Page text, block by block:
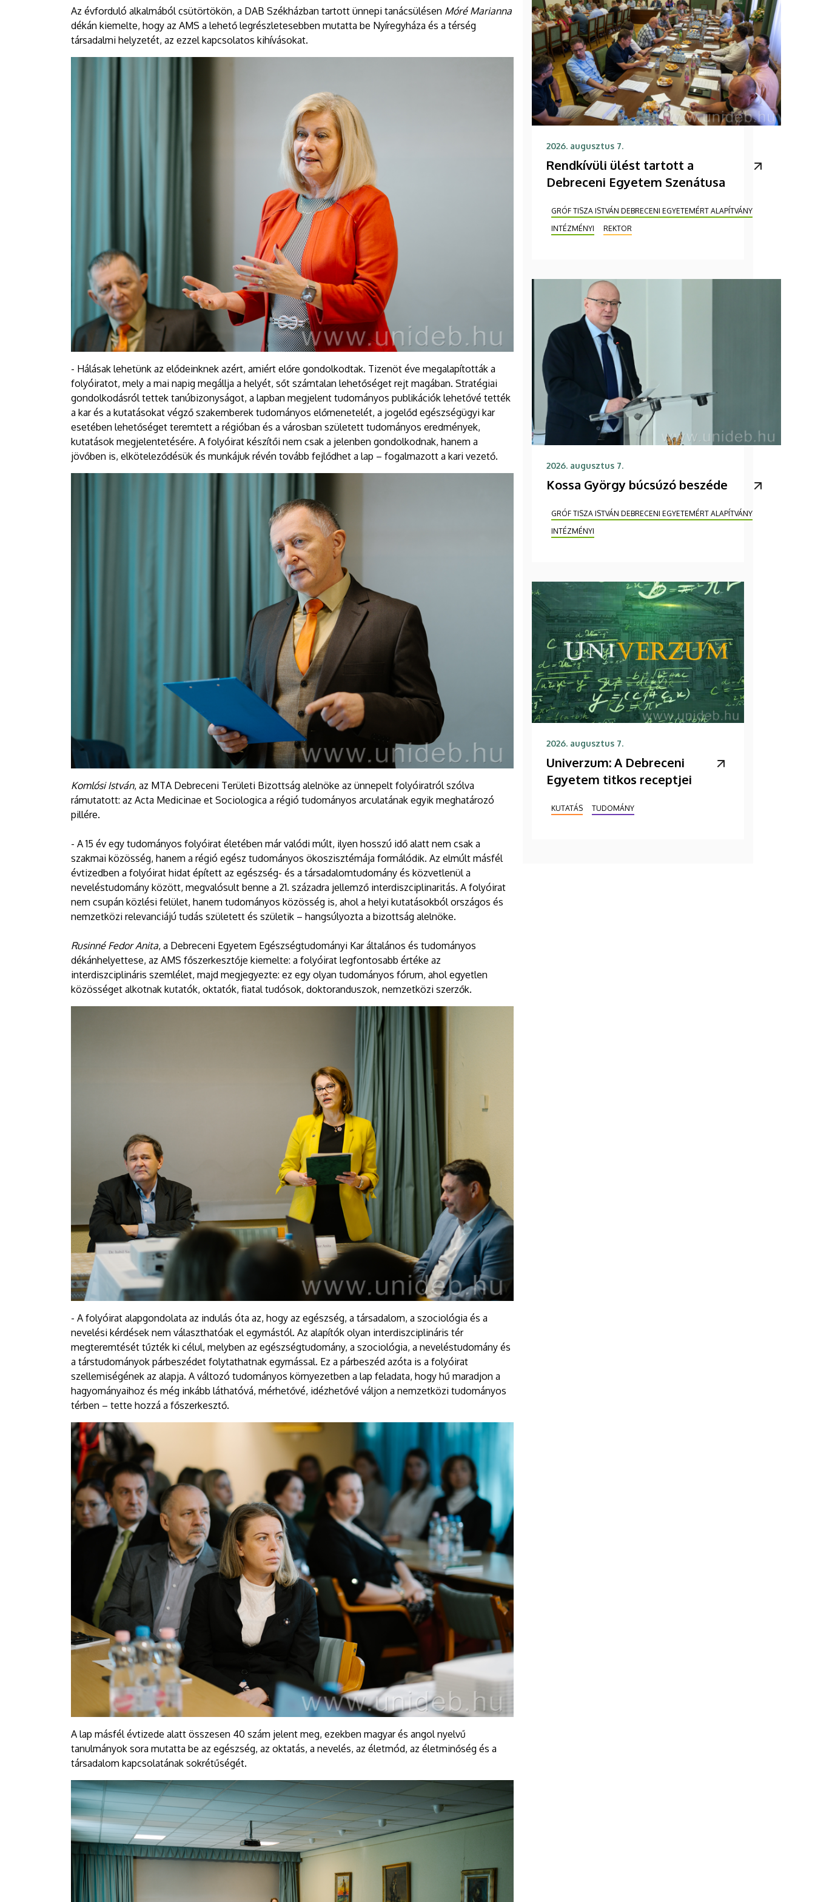
Az évforduló alkalmából csütörtökön, a DAB Székházban tartott ünnepi tanácsülésen Móré Marianna
dékán kiemelte, hogy az AMS a lehető legrészletesebben mutatta be Nyíregyháza és a térség
társadalmi helyzetét, az ezzel kapcsolatos kihívásokat.
- Hálásak lehetünk az elődeinknek azért, amiért előre gondolkodtak. Tizenöt éve megalapították a
folyóiratot, mely a mai napig megállja a helyét, sőt számtalan lehetőséget rejt magában. Stratégiai
gondolkodásról tettek tanúbizonyságot, a lapban megjelent tudományos publikációk lehetővé tették
a kar és a kutatásokat végző szakemberek tudományos előmenetelét, a jogelőd egészségügyi kar
esetében lehetőséget teremtett a régióban és a városban született tudományos eredmények,
kutatások megjelentetésére. A folyóirat készítői nem csak a jelenben gondolkodnak, hanem a
jövőben is, elköteleződésük és munkájuk révén tovább fejlődhet a lap – fogalmazott a kari vezető.
Komlósi István, az MTA Debreceni Területi Bizottság alelnöke az ünnepelt folyóiratról szólva
rámutatott: az Acta Medicinae et Sociologica a régió tudományos arculatának egyik meghatározó
pillére.
- A 15 év egy tudományos folyóirat életében már valódi múlt, ilyen hosszú idő alatt nem csak a
szakmai közösség, hanem a régió egész tudományos ökoszisztémája formálódik. Az elmúlt másfél
évtizedben a folyóirat hidat épített az egészség- és a társadalomtudomány és közvetlenül a
neveléstudomány között, megvalósult benne a 21. századra jellemző interdiszciplinaritás. A folyóirat
nem csupán közlési felület, hanem tudományos közösség is, ahol a helyi kutatásokból országos és
nemzetközi relevanciájú tudás született és születik – hangsúlyozta a bizottság alelnöke.
Rusinné Fedor Anita, a Debreceni Egyetem Egészségtudományi Kar általános és tudományos
dékánhelyettese, az AMS főszerkesztője kiemelte: a folyóirat legfontosabb értéke az
interdiszciplináris szemlélet, majd megjegyezte: ez egy olyan tudományos fórum, ahol egyetlen
közösséget alkotnak kutatók, oktatók, fiatal tudósok, doktoranduszok, nemzetközi szerzők.
- A folyóirat alapgondolata az indulás óta az, hogy az egészség, a társadalom, a szociológia és a
nevelési kérdések nem választhatóak el egymástól. Az alapítók olyan interdiszciplináris tér
megteremtését tűzték ki célul, melyben az egészségtudomány, a szociológia, a neveléstudomány és
a társtudományok párbeszédet folytathatnak egymással. Ez a párbeszéd azóta is a folyóirat
szellemiségének az alapja. A változó tudományos környezetben a lap feladata, hogy hű maradjon a
hagyományaihoz és még inkább láthatóvá, mérhetővé, idézhetővé váljon a nemzetközi tudományos
térben – tette hozzá a főszerkesztő.
A lap másfél évtizede alatt összesen 40 szám jelent meg, ezekben magyar és angol nyelvű
tanulmányok sora mutatta be az egészség, az oktatás, a nevelés, az életmód, az életminőség és a
társadalom kapcsolatának sokrétűségét.
2026. augusztus 7.
Rendkívüli ülést tartott a
Debreceni Egyetem Szenátusa
GRÓF TISZA ISTVÁN DEBRECENI EGYETEMÉRT ALAPÍTVÁNY
INTÉZMÉNYI
REKTOR
2026. augusztus 7.
Kossa György búcsúzó beszéde
GRÓF TISZA ISTVÁN DEBRECENI EGYETEMÉRT ALAPÍTVÁNY
INTÉZMÉNYI
2026. augusztus 7.
Univerzum: A Debreceni
Egyetem titkos receptjei
KUTATÁS TUDOMÁNY